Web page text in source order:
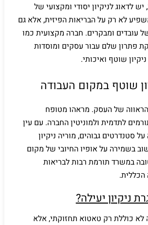
יש לדאוג לניקיון יסודי ומקצועי של
לא רק על הבריאות הפיזית, אלא גם
עובדים ומבקרים. חברה מקצועית כמו
פתרון שלם עבור עסקים ומוסדות
שוטף ואיכותי.
שוטף במקום העבודה
של העסק. מראהו מטופח
לתדמית ולמוניטין החברה. עם עין
סטנדרטים גבוהים, מוריה ניקיון
בשמירה על אופיו החיובי של מקום
במשרד תורמת רבות לבריאות
הכללית.
ניקיון יעילה?
לא כוללת רק טאטוא תחזוקתי, אלא